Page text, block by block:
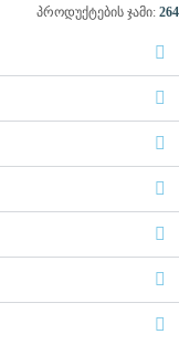
პროდუქტების ჯამი: 264